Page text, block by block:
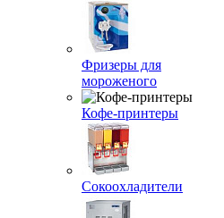
Фризеры для
мороженого
Кофе-принтеры
Сокоохладители